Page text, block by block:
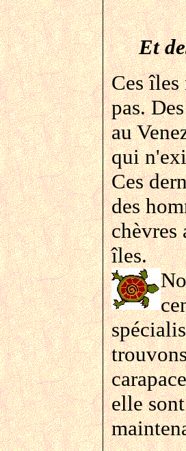
Et
Ces îles
pas.
au
qui
Ces
des
chèvres
îles.
elle